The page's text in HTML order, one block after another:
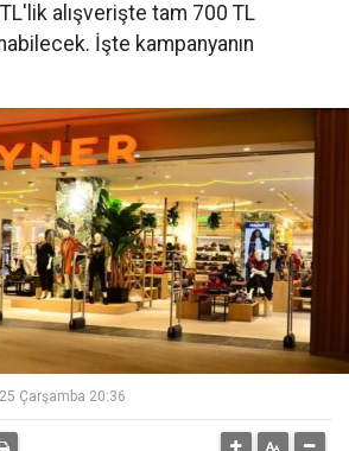
alışverişte tam 700 TL
İşte kampanyanın
Çarşamba 20:36